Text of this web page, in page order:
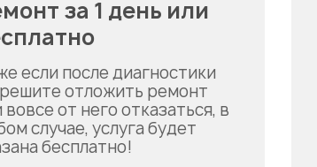
за 1 день или
если после диагностики
отложить ремонт
вовсе от него отказаться, в
случае, услуга будет
бесплатно!